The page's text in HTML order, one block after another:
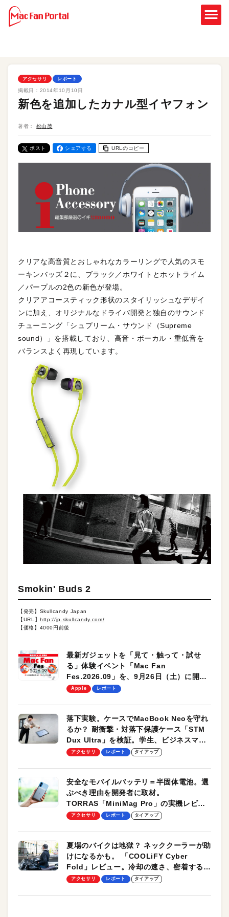
アクセサリ レポート
掲載日： 2014年10月10日
新色を追加したカナル型イヤフォン
著者： 松山茂
ポスト シェアする URLのコピー
クリアな高音質とおしゃれなカラーリングで人気のスモ
ーキンバッズ２に、ブラック／ホワイトとホットライム
／パープルの2色の新色が登場。
クリアアコースティック形状のスタイリッシュなデザイ
ンに加え、オリジナルなドライバ開発と独自のサウンド
チューニング「シュプリーム・サウンド（Supreme
sound）」を搭載しており、高音・ボーカル・重低音を
バランスよく再現しています。
Smokin' Buds 2
【発売】Skullcandy Japan
【URL】http://jp.skullcandy.com/
【価格】4000円前後
最新ガジェットを「見て・触って・試せ
る」体験イベント「Mac Fan
Fes.2026.09」を、9月26日（土）に開催
します！
Apple レポート
落下実験。ケースでMacBook Neoを守れ
るか？ 耐衝撃・対落下保護ケース「STM
Dux Ultra」を検証。学生、ビジネスマン
のモバイルユースに最適！
アクセサリ レポート タイアップ
安全なモバイルバッテリ＝半固体電池。選
ぶべき理由を開発者に取材。
TORRAS「MiniMag Pro」の実機レビュ
ーも
アクセサリ レポート タイアップ
夏場のバイクは地獄？ ネッククーラーが助
けになるかも。 「COOLiFY Cyber
Fold」レビュー。冷却の速さ、密着する冷
却プレート、シンプルな操作性がグッド！
アクセサリ レポート タイアップ